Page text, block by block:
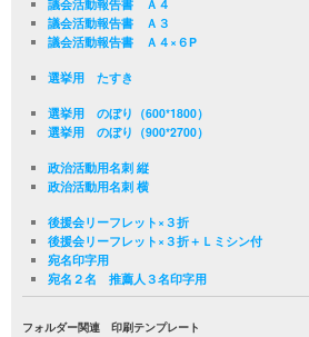
議会活動報告書 Ａ４
議会活動報告書 Ａ３
議会活動報告書 Ａ４×６P
選挙用 たすき
選挙用 のぼり（600*1800）
選挙用 のぼり（900*2700）
政治活動用名刺 縦
政治活動用名刺 横
後援会リーフレット×３折
後援会リーフレット×３折＋Ｌミシン付
宛名印字用
宛名２名 推薦人３名印字用
フォルダー関連 印刷テンプレート